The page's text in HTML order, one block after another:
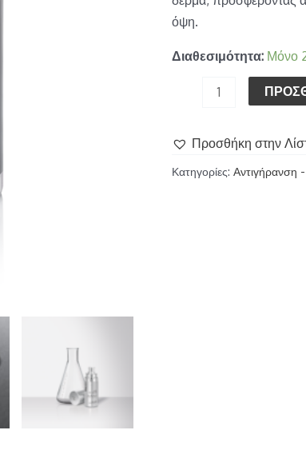
όψη.
Διαθεσιμότητα: Μόνο
Προσθήκη στην
Κατηγορίες:Αντιγήρανση